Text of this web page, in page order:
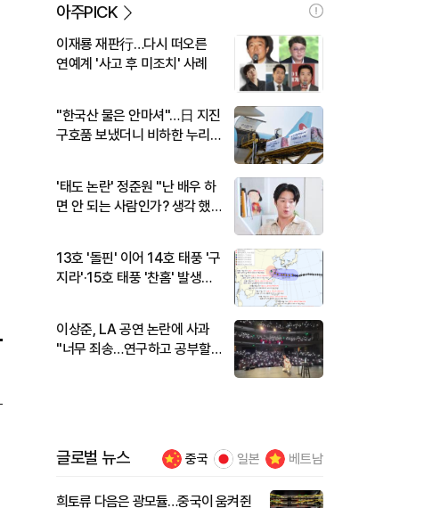
아주PICK
이재룡 재판行…다시 떠오른
연예계 '사고 후 미조치' 사례
"한국산 물은 안마셔"…日 지진
구호품 보냈더니 비하한 누리
'태도 논란' 정준원 "난 배우 하
면 안 되는 사람인가? 생각 했
13호 '돌핀' 이어 14호 태풍 '구
지라'·15호 태풍 '찬홈' 발생…
이상준, LA 공연 논란에 사과
"너무 죄송…연구하고 공부할
글로벌 뉴스 중국 일본 베트남
희토류 다음은 광모듈…중국이 움켜쥔